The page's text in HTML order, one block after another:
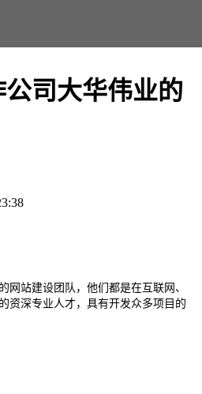
司大华伟业的
网站建设团队，他们都是在互联网、
资深专业人才，具有开发众多项目的